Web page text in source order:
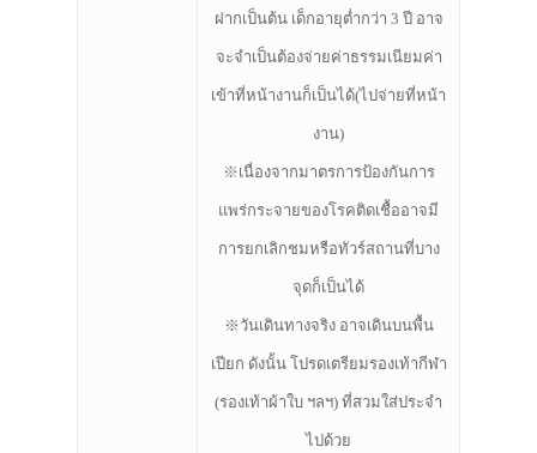
ฝากเป็นต้น เด็กอายุต่ำกว่า 3 ปี อาจ
จะจำเป็นต้องจ่ายค่าธรรมเนียมค่า
เข้าที่หน้างานก็เป็นได้(ไปจ่ายที่หน้า
งาน)
※เนื่องจากมาตรการป้องกันการ
แพร่กระจายของโรคติดเชื้ออาจมี
การยกเลิกชมหรือทัวร์สถานที่บาง
จุดก็เป็นได้
※วันเดินทางจริง อาจเดินบนพื้น
เปียก ดังนั้น โปรดเตรียมรองเท้ากีฬา
(รองเท้าผ้าใบ ฯลฯ) ที่สวมใส่ประจำ
ไปด้วย